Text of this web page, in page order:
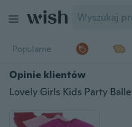
Popularne
Opinie klientów